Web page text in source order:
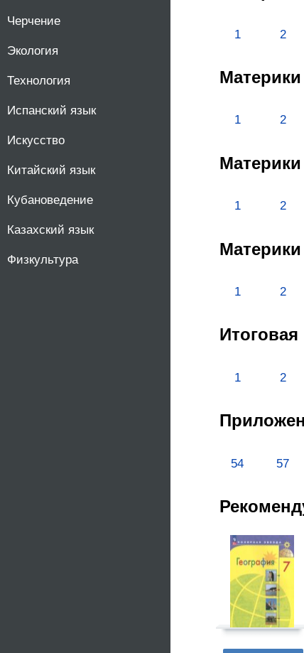
Черчение
Экология
Технология
Испанский язык
Искусство
Китайский язык
Кубановедение
Казахский язык
Физкультура
1 2
1 2
1 2
1 2
1 2
54 57